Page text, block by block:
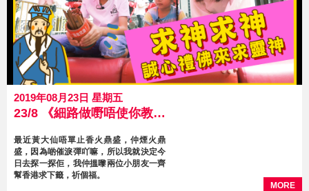
2019年08月23日 星期五
23/8 《細路做嘢唔使你教》 第7集 求神求神 誠心禮佛來求靈神
最近黃大仙唔單止香火鼎盛，仲煙火鼎
盛，因為啲催淚彈吖嘛，所以我就決定今
日去探一探佢，我仲搵嚟兩位小朋友一齊
幫香港求下籤，祈個福。
MORE